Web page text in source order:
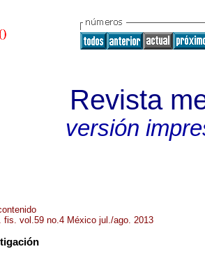
Revista
versión
fis. vol.59 no.4 México jul./ago. 2013